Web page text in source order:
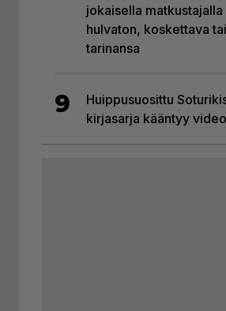
jokaisella matkustajalla
hulvaton, koskettava
tarinansa
9
Huippusuosittu
kirjasarja kääntyy